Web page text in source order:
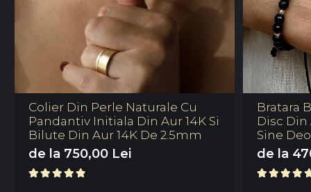
Colier Din Perle Naturale Cu
Pandantiv Initiala Din Aur 14K Si
Bilute Din Aur 14K De 2.5mm
de la 750,00 Lei
Bratara
Disc Din
Sine
de la